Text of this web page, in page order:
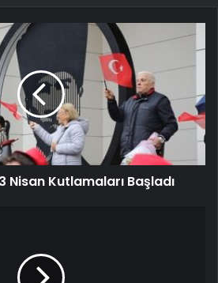
Nisan Kutlamaları Başladı